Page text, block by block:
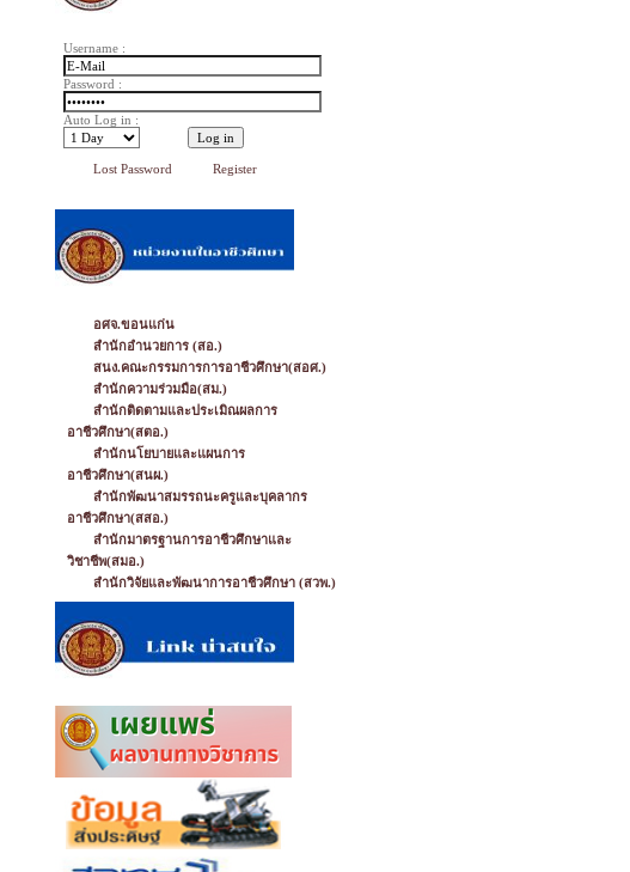
Username :
Password :
Auto Log in :
Lost Password Register
อศจ.ขอนแก่น
สำนักอำนวยการ (สอ.)
สนง.คณะกรรมการการอาชีวศึกษา(สอศ.)
สำนักความร่วมมือ(สม.)
สำนักติดตามและประเมิณผลการ
อาชีวศึกษา(สตอ.)
สำนักนโยบายและแผนการ
อาชีวศึกษา(สนผ.)
สำนักพัฒนาสมรรถนะครูและบุคลากร
อาชีวศึกษา(สสอ.)
สำนักมาตรฐานการอาชีวศึกษาและ
วิชาชีพ(สมอ.)
สำนักวิจัยและพัฒนาการอาชีวศึกษา (สวพ.)